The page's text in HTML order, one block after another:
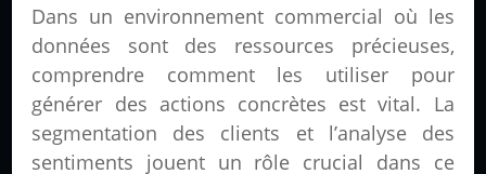
Dans un environnement commercial où les
données sont des ressources précieuses,
comprendre comment les utiliser pour
générer des actions concrètes est vital. La
segmentation des clients et l’analyse des
sentiments jouent un rôle crucial dans ce